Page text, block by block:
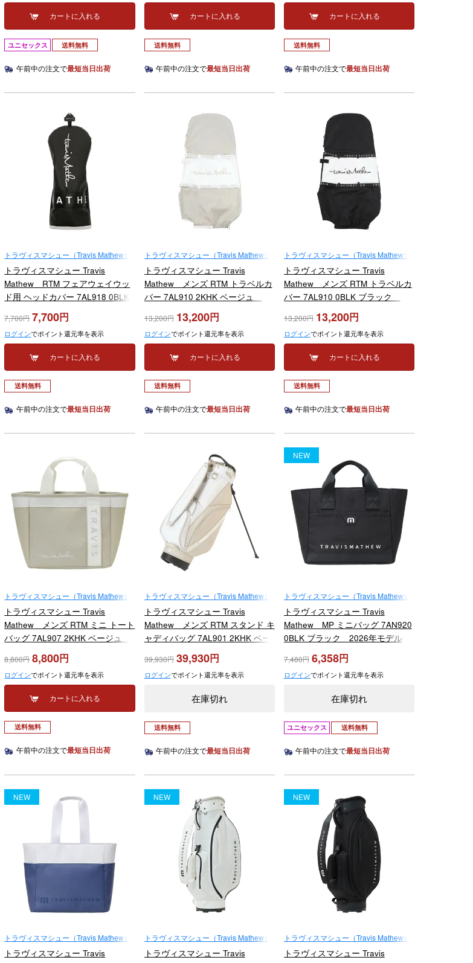
カートに入れる
ユニセックス 送料無料
午前中の注文で最短当日出荷
カートに入れる
送料無料
午前中の注文で最短当日出荷
カートに入れる
送料無料
午前中の注文で最短当日出荷
トラヴィスマシュー（Travis Mathew）
トラヴィスマシュー Travis
Mathew RTM フェアウェイウッ
ド用 ヘッドカバー 7AL918 0BLK
ブラック 2025年モデル
7,700 7,700
ログインでポイント還元率を表示
カートに入れる
送料無料
午前中の注文で最短当日出荷
トラヴィスマシュー（Travis Mathew）
トラヴィスマシュー Travis
Mathew メンズ RTM トラベルカ
バー 7AL910 2KHK ベージュ
13,200 13,200
ログインでポイント還元率を表示
カートに入れる
送料無料
午前中の注文で最短当日出荷
トラヴィスマシュー（Travis Mathew）
トラヴィスマシュー Travis
Mathew メンズ RTM トラベルカ
バー 7AL910 0BLK ブラック
13,200 13,200
ログインでポイント還元率を表示
カートに入れる
送料無料
午前中の注文で最短当日出荷
トラヴィスマシュー（Travis Mathew）
トラヴィスマシュー Travis
Mathew メンズ RTM ミニ トート
バッグ 7AL907 2KHK ベージュ
8,800 8,800
ログインでポイント還元率を表示
カートに入れる
送料無料
午前中の注文で最短当日出荷
トラヴィスマシュー（Travis Mathew）
トラヴィスマシュー Travis
Mathew メンズ RTM スタンド キ
ャディバッグ 7AL901 2KHK ベー
ジュ 2025年モデル
39,930 39,930
ログインでポイント還元率を表示
在庫切れ
送料無料
午前中の注文で最短当日出荷
NEW
トラヴィスマシュー（Travis Mathew）
トラヴィスマシュー Travis
Mathew MP ミニバッグ 7AN920
0BLK ブラック 2026年モデル
7,480 6,358
ログインでポイント還元率を表示
在庫切れ
ユニセックス 送料無料
午前中の注文で最短当日出荷
NEW
トラヴィスマシュー（Travis Mathew）
トラヴィスマシュー Travis
NEW
トラヴィスマシュー（Travis Mathew）
トラヴィスマシュー Travis
NEW
トラヴィスマシュー（Travis Mathew）
トラヴィスマシュー Travis